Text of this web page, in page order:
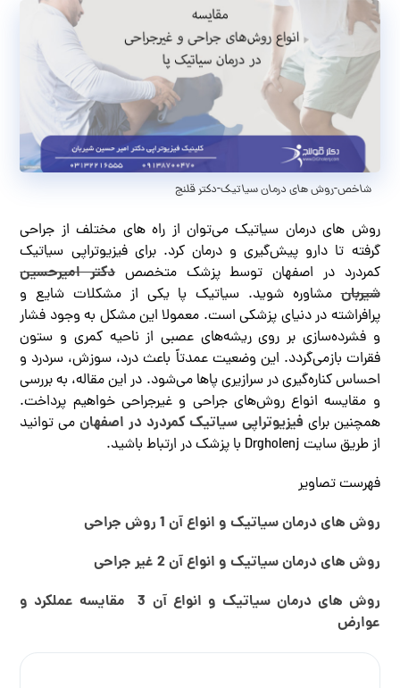
شاخص-روش های درمان سیاتیک-دکتر قلنج
روش های درمان سیاتیک می‌توان از راه های مختلف از جراحی
گرفته تا دارو پیش‌گیری و درمان کرد. برای فیزیوتراپی سیاتیک
کمردرد در اصفهان توسط پزشک متخصصدکتر امیرحسین
شیربانمشاوره شوید. سیاتیک پا یکی از مشکلات شایع و
پرافراشته در دنیای پزشکی است. معمولا این مشکل به وجود فشار
و فشرده‌سازی بر روی ریشه‌های عصبی از ناحیه کمری و ستون
فقرات بازمی‌گردد. این وضعیت عمدتاً باعث درد، سوزش، سردرد و
احساس کناره‌گیری در سرازیری پاها می‌شود. در این مقاله، به بررسی
و مقایسه انواع روش‌های جراحی و غیرجراحی خواهیم پرداخت.
همچنین برای فیزیوتراپی سیاتیک کمردرد در اصفهان می توانید
از طریق سایت Drgholenj با پزشک در ارتباط باشید.
فهرست تصاویر
روش های درمان سیاتیک و انواع آن 1 روش جراحی
روش های درمان سیاتیک و انواع آن 2 غیر جراحی
روش های درمان سیاتیک و انواع آن 3 مقایسه عملکرد و
عوارض